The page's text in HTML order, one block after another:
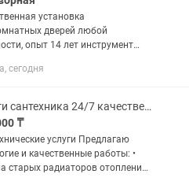
установка
дверей любой
опыт 14 лет инструмент
Квартир под ключ звоните на
сегодня
Услуги сантехника 24/7 качественно и быстро
₸
услуги Предлагаю
и качественные работы: •
старых радиаторов отопления